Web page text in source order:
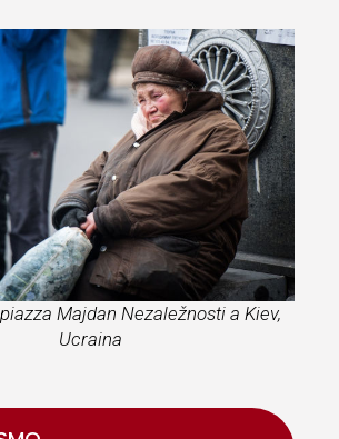
Majdan Nezaležnosti a Kiev,
Ucraina